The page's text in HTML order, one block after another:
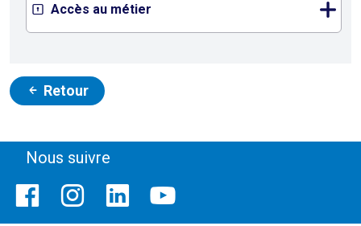
Accès au métier
Retour
Nous suivre